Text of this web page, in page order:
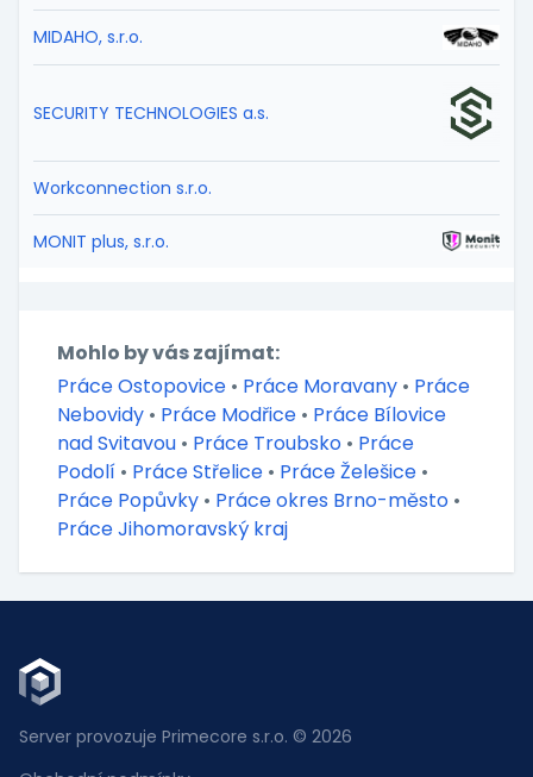
MIDAHO, s.r.o.
SECURITY TECHNOLOGIES a.s.
Workconnection s.r.o.
MONIT plus, s.r.o.
Mohlo by vás zajímat:
Práce Ostopovice • Práce Moravany • Práce
Nebovidy • Práce Modřice • Práce Bílovice
nad Svitavou • Práce Troubsko • Práce
Podolí • Práce Střelice • Práce Želešice •
Práce Popůvky • Práce okres Brno-město •
Práce Jihomoravský kraj
Server provozuje Primecore s.r.o. © 2026